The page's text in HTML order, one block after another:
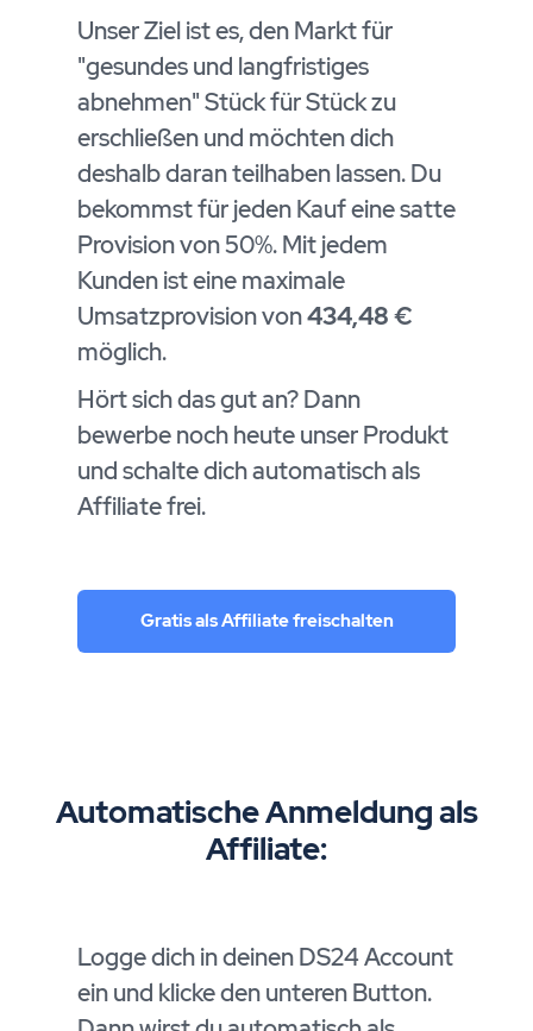
Unser Ziel ist es, den Markt für
"gesundes und langfristiges
abnehmen" Stück für Stück zu
erschließen und möchten dich
deshalb daran teilhaben lassen. Du
bekommst für jeden Kauf eine satte
Provision von 50%. Mit jedem
Kunden ist eine maximale
Umsatzprovision von434,48 €
möglich.
Hört sich das gut an? Dann
bewerbe noch heute unser Produkt
und schalte dich automatisch als
Affiliate frei.
Gratis als Affiliate freischalten
Automatische Anmeldung als
Affiliate:
Logge dich in deinen DS24 Account
ein und klicke den unteren Button.